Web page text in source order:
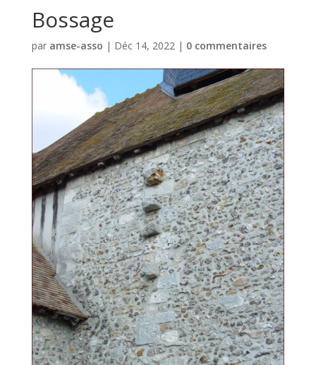
Bossage
par amse-asso | Déc 14, 2022| 0 commentaires